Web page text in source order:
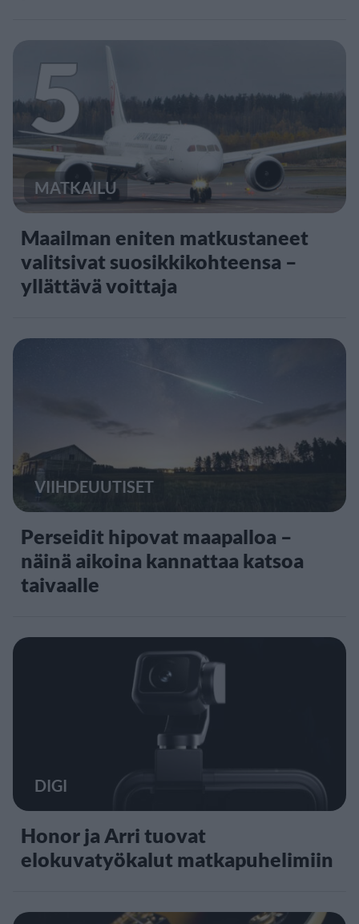
5
MATKAILU
Maailman eniten matkustaneet
valitsivat suosikkikohteensa –
yllättävä voittaja
VIIHDEUUTISET
Perseidit hipovat maapalloa –
näinä aikoina kannattaa katsoa
taivaalle
DIGI
Honor ja Arri tuovat
elokuvatyökalut matkapuhelimiin